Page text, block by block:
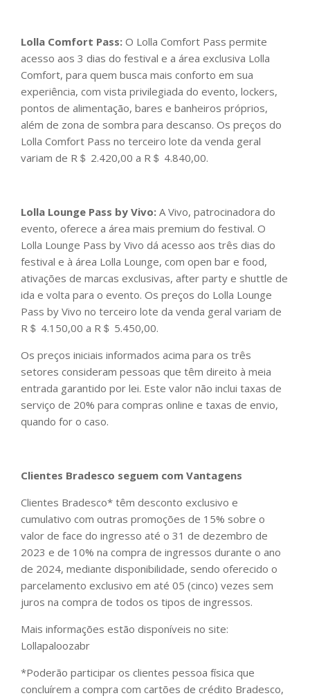
Lolla Comfort Pass: O Lolla Comfort Pass permite
acesso aos 3 dias do festival e a área exclusiva Lolla
Comfort, para quem busca mais conforto em sua
experiência, com vista privilegiada do evento, lockers,
pontos de alimentação, bares e banheiros próprios,
além de zona de sombra para descanso. Os preços do
Lolla Comfort Pass no terceiro lote da venda geral
variam de R＄ 2.420,00 a R＄ 4.840,00.
Lolla Lounge Pass by Vivo: A Vivo, patrocinadora do
evento, oferece a área mais premium do festival. O
Lolla Lounge Pass by Vivo dá acesso aos três dias do
festival e à área Lolla Lounge, com open bar e food,
ativações de marcas exclusivas, after party e shuttle de
ida e volta para o evento. Os preços do Lolla Lounge
Pass by Vivo no terceiro lote da venda geral variam de
R＄ 4.150,00 a R＄ 5.450,00.
Os preços iniciais informados acima para os três
setores consideram pessoas que têm direito à meia
entrada garantido por lei. Este valor não inclui taxas de
serviço de 20% para compras online e taxas de envio,
quando for o caso.
Clientes Bradesco seguem com Vantagens
Clientes Bradesco* têm desconto exclusivo e
cumulativo com outras promoções de 15% sobre o
valor de face do ingresso até o 31 de dezembro de
2023 e de 10% na compra de ingressos durante o ano
de 2024, mediante disponibilidade, sendo oferecido o
parcelamento exclusivo em até 05 (cinco) vezes sem
juros na compra de todos os tipos de ingressos.
Mais informações estão disponíveis no site:
Lollapaloozabr
*Poderão participar os clientes pessoa física que
concluírem a compra com cartões de crédito Bradesco,